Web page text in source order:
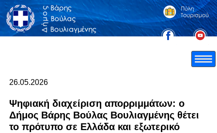
26.05.2026
Ψηφιακή διαχείριση απορριμμάτων: ο
Δήμος Βάρης Βούλας Βουλιαγμένης θέτει
το πρότυπο σε Ελλάδα και εξωτερικό